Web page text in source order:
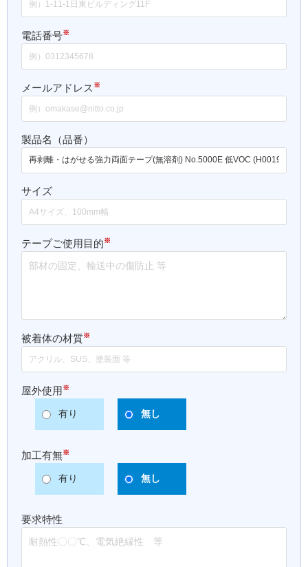
電話番号※
メールアドレス ※
製品名（品番）
サイズ
テープご使用目的※
被着体の材質※
屋外使用※
有り 無し
加工有無※
有り 無し
要求特性